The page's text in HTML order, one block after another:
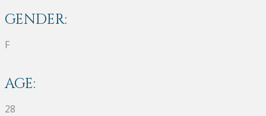
GENDER:
F
AGE:
28